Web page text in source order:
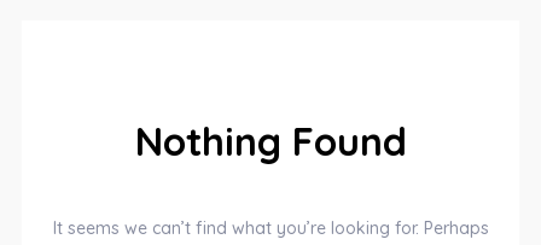
Nothing Found
It seems we can’t find what you’re looking for. Perhaps